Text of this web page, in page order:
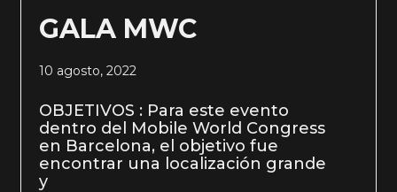
GALA MWC
10 agosto, 2022
OBJETIVOS : Para este evento
dentro del Mobile World Congress
en Barcelona, el objetivo fue
encontrar una localización grande
y